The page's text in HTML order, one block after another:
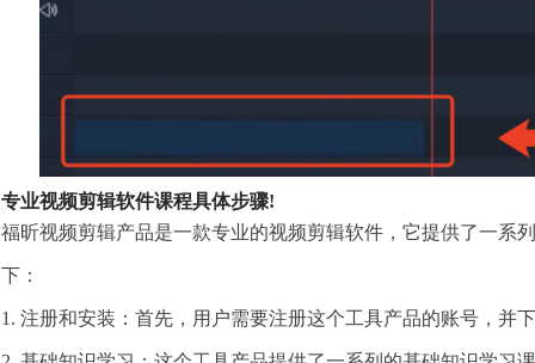
专业视频剪辑软件课程具体步骤!
福昕视频剪辑产品是一款专业的视频剪辑软件，它提供了一系
下：
1. 注册和安装：首先，用户需要注册这个工具产品的账号，并